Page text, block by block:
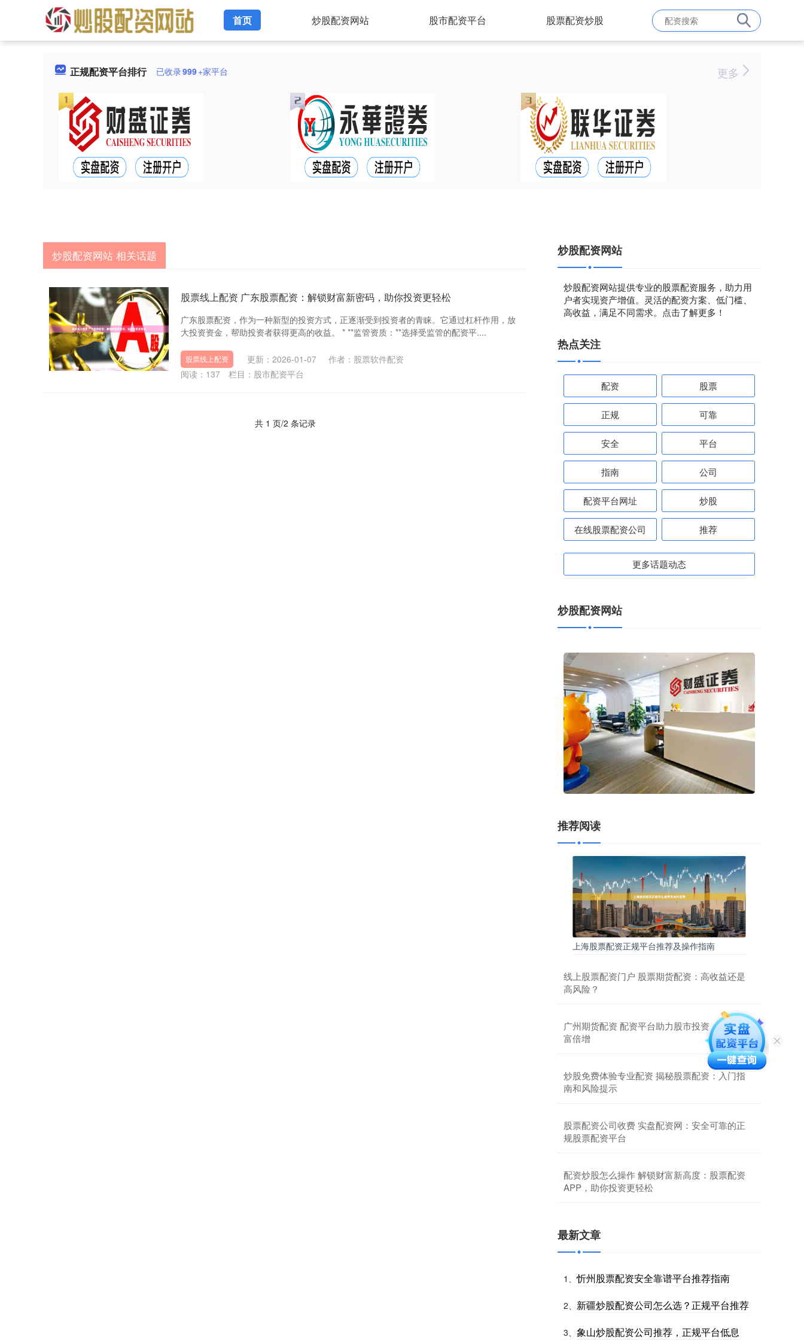
首页 炒股配资网站 股市配资平台 股票配资炒股
正规配资平台排行 已收录999+家平台 更多
炒股配资网站 相关话题
股票线上配资 广东股票配资：解锁财富新密码，助你投资更轻松
广东股票配资，作为一种新型的投资方式，正逐渐受到投资者的青睐。它通过杠杆作用，放
大投资资金，帮助投资者获得更高的收益。 * **监管资质：**选择受监管的配资平....
股票线上配资 更新：2026-01-07
作者：股票软件配资
阅读： 137 栏目： 股市配资平台
共 1 页/2 条记录
炒股配资网站
炒股配资网站提供专业的股票配资服务，助力用
户者实现资产增值。灵活的配资方案、低门槛、
高收益，满足不同需求。点击了解更多！
热点关注
配资 股票
正规 可靠
安全 平台
指南 公司
配资平台网址 炒股
在线股票配资公司 推荐
更多话题动态
炒股配资网站
推荐阅读
上海股票配资正规平台推荐及操作指南
线上股票配资门户 股票期货配资：高收益还是
高风险？
广州期货配资 配资平台助力股市投资，助你财
富倍增
炒股免费体验专业配资 揭秘股票配资：入门指
南和风险提示
股票配资公司收费 实盘配资网：安全可靠的正
规股票配资平台
配资炒股怎么操作 解锁财富新高度：股票配资
APP，助你投资更轻松
最新文章
1、忻州股票配资安全靠谱平台推荐指南
2、 新疆炒股配资公司怎么选？正规平台推荐
3、 象山炒股配资公司推荐，正规平台低息